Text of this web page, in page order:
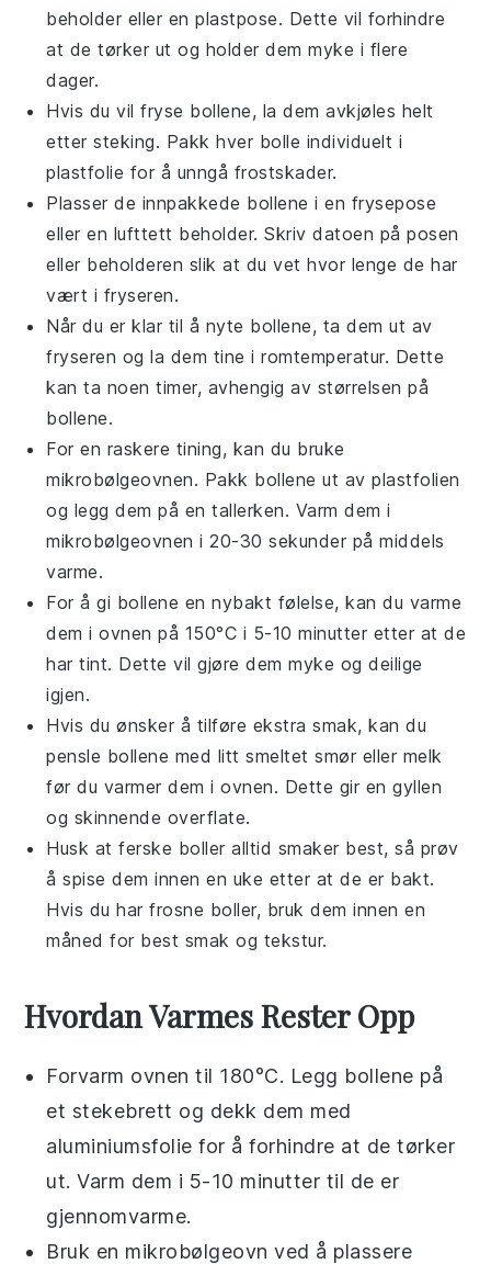
beholder eller en plastpose. Dette vil forhindre
at de tørker ut og holder dem myke i flere
dager.
Hvis du vil fryse bollene, la dem avkjøles helt
etter steking. Pakk hver bolle individuelt i
plastfolie for å unngå frostskader.
Plasser de innpakkede bollene i en frysepose
eller en lufttett beholder. Skriv datoen på posen
eller beholderen slik at du vet hvor lenge de har
vært i fryseren.
Når du er klar til å nyte bollene, ta dem ut av
fryseren og la dem tine i romtemperatur. Dette
kan ta noen timer, avhengig av størrelsen på
bollene.
For en raskere tining, kan du bruke
mikrobølgeovnen. Pakk bollene ut av plastfolien
og legg dem på en tallerken. Varm dem i
mikrobølgeovnen i 20-30 sekunder på middels
varme.
For å gi bollene en nybakt følelse, kan du varme
dem i ovnen på 150°C i 5-10 minutter etter at de
har tint. Dette vil gjøre dem myke og deilige
igjen.
Hvis du ønsker å tilføre ekstra smak, kan du
pensle bollene med littsmeltet smør eller melk
før du varmer dem i ovnen. Dette gir en gyllen
og skinnende overflate.
Husk at ferske boller alltid smaker best, så prøv
å spise dem innen en uke etter at de er bakt.
Hvis du har frosne boller, bruk dem innen en
måned for best smak og tekstur.
Hvordan Varmes Rester Opp
Forvarm ovnen til 180°C. Legg bollene på
et stekebrett og dekk dem med
aluminiumsfolie for å forhindre at de tørker
ut. Varm dem i 5-10 minutter til de er
gjennomvarme.
Bruk en mikrobølgeovn ved å plassere